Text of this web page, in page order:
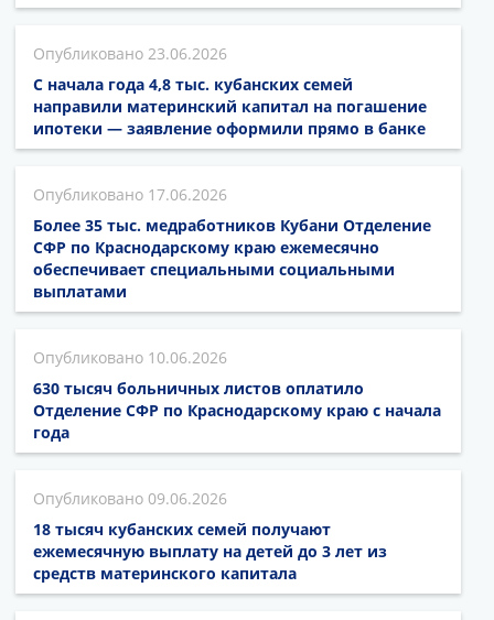
23.06.2026
С начала года 4,8 тыс. кубанских семей
направили материнский капитал на погашение
ипотеки — заявление оформили прямо в банке
17.06.2026
Более 35 тыс. медработников Кубани Отделение
СФР по Краснодарскому краю ежемесячно
обеспечивает специальными социальными
выплатами
10.06.2026
630 тысяч больничных листов оплатило
Отделение СФР по Краснодарскому краю с начала
года
09.06.2026
18 тысяч кубанских семей получают
ежемесячную выплату на детей до 3 лет из
средств материнского капитала